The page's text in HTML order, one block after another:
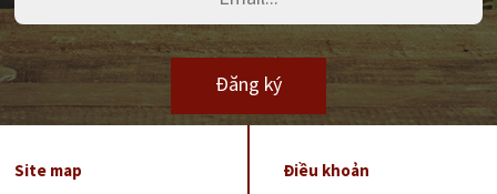
Đăng ký
Site map Điều khoản